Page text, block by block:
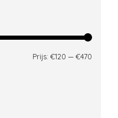
Prijs: €120 — €470